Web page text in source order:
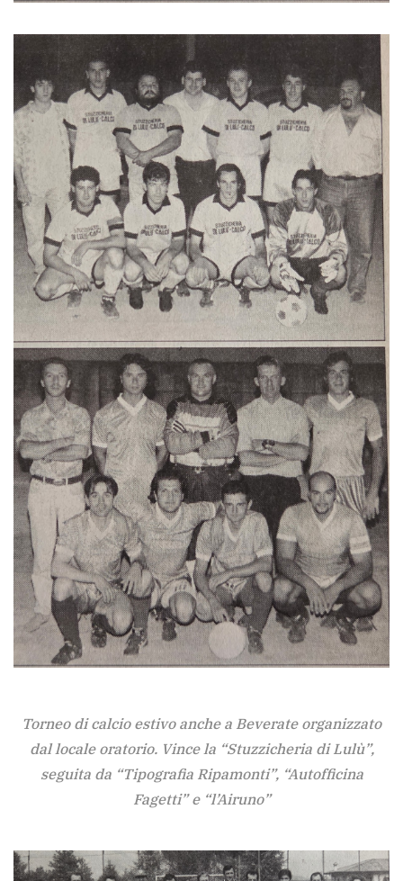
Torneo di calcio estivo anche a Beverate organizzato
dal locale oratorio. Vince la “Stuzzicheria di Lulù”,
seguita da “Tipografia Ripamonti”, “Autofficina
Fagetti” e “l’Airuno”